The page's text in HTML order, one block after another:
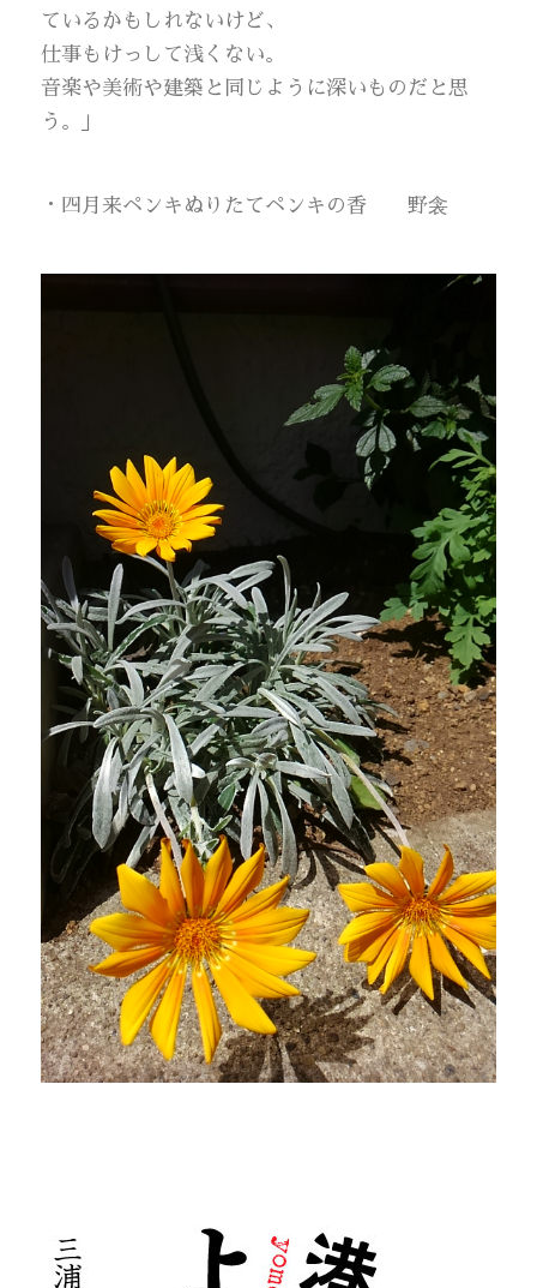
ているかもしれないけど、
仕事もけっして浅くない。
音楽や美術や建築と同じように深いものだと思
う。」
・四月来ペンキぬりたてペンキの香 野衾